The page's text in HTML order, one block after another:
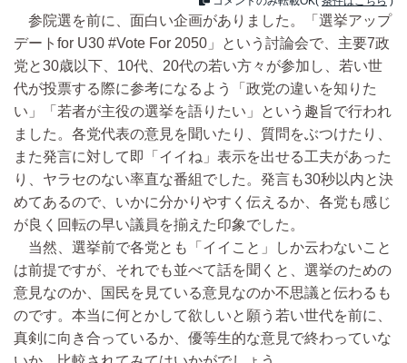
参院選を前に、面白い企画がありました。「選挙アップ
デートfor U30 #Vote For 2050」という討論会で、主要7政
党と30歳以下、10代、20代の若い方々が参加し、若い世
代が投票する際に参考になるよう「政党の違いを知りた
い」「若者が主役の選挙を語りたい」という趣旨で行われ
ました。各党代表の意見を聞いたり、質問をぶつけたり、
また発言に対して即「イイね」表示を出せる工夫があった
り、ヤラセのない率直な番組でした。発言も30秒以内と決
めてあるので、いかに分かりやすく伝えるか、各党も感じ
が良く回転の早い議員を揃えた印象でした。
当然、選挙前で各党とも「イイこと」しか云わないこと
は前提ですが、それでも並べて話を聞くと、選挙のための
意見なのか、国民を見ている意見なのか不思議と伝わるも
のです。本当に何とかして欲しいと願う若い世代を前に、
真剣に向き合っているか、優等生的な意見で終わっていな